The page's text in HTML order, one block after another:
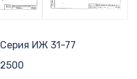
Серия ИЖ 31-77
2500